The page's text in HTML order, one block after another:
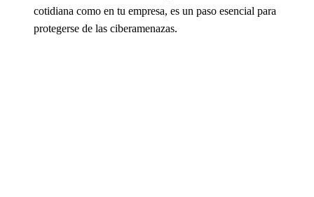
cotidiana como en tu empresa, es un paso esencial para
protegerse de las ciberamenazas.